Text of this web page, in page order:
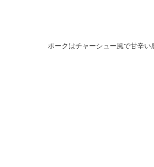
ポークはチャーシュー風で甘辛